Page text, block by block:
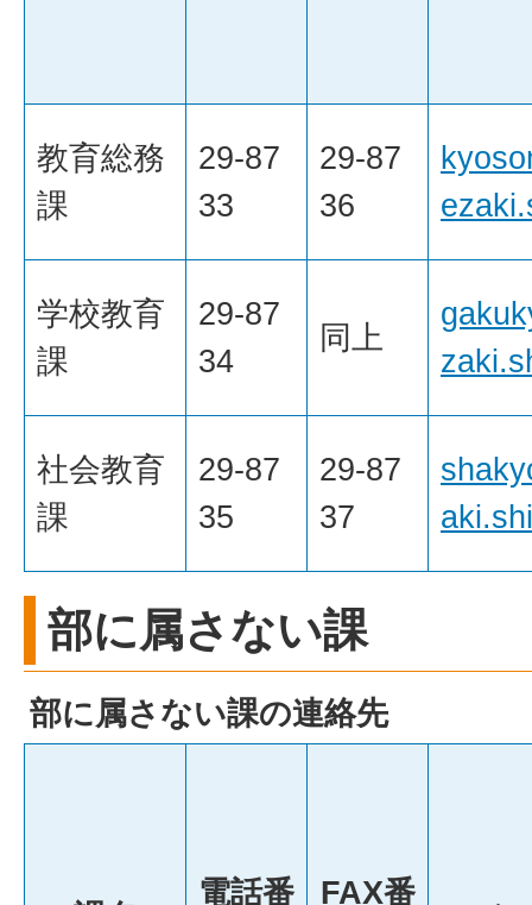
教育総務
課
29-87
33
29-87
36
学校教育
課
29-87
34
同上
社会教育
課
29-87
35
29-87
37
部に属さない課
部に属さない課の連絡先
電話番 FAX番